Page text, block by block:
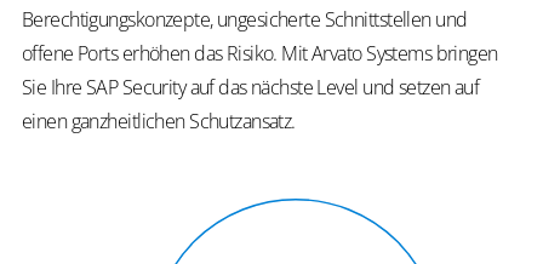
Berechtigungskonzepte, ungesicherte Schnittstellen und
offene Ports erhöhen das Risiko. Mit Arvato Systems bringen
Sie Ihre SAP Security auf das nächste Level und setzen auf
einen ganzheitlichen Schutzansatz.